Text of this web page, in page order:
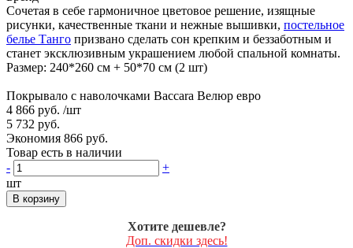
Сочетая в себе гармоничное цветовое решение, изящные
рисунки, качественные ткани и нежные вышивки, постельное
белье Танго призвано сделать сон крепким и беззаботным и
станет эксклюзивным украшением любой спальной комнаты.
Размер: 240*260 см + 50*70 см (2 шт)
Покрывало с наволочками Baccara Велюр евро
4 866 руб. /шт
5 732 руб.
Экономия 866 руб.
Товар есть в наличии
-
+
шт
В корзину
Хотите дешевле?
Доп. скидки здесь!